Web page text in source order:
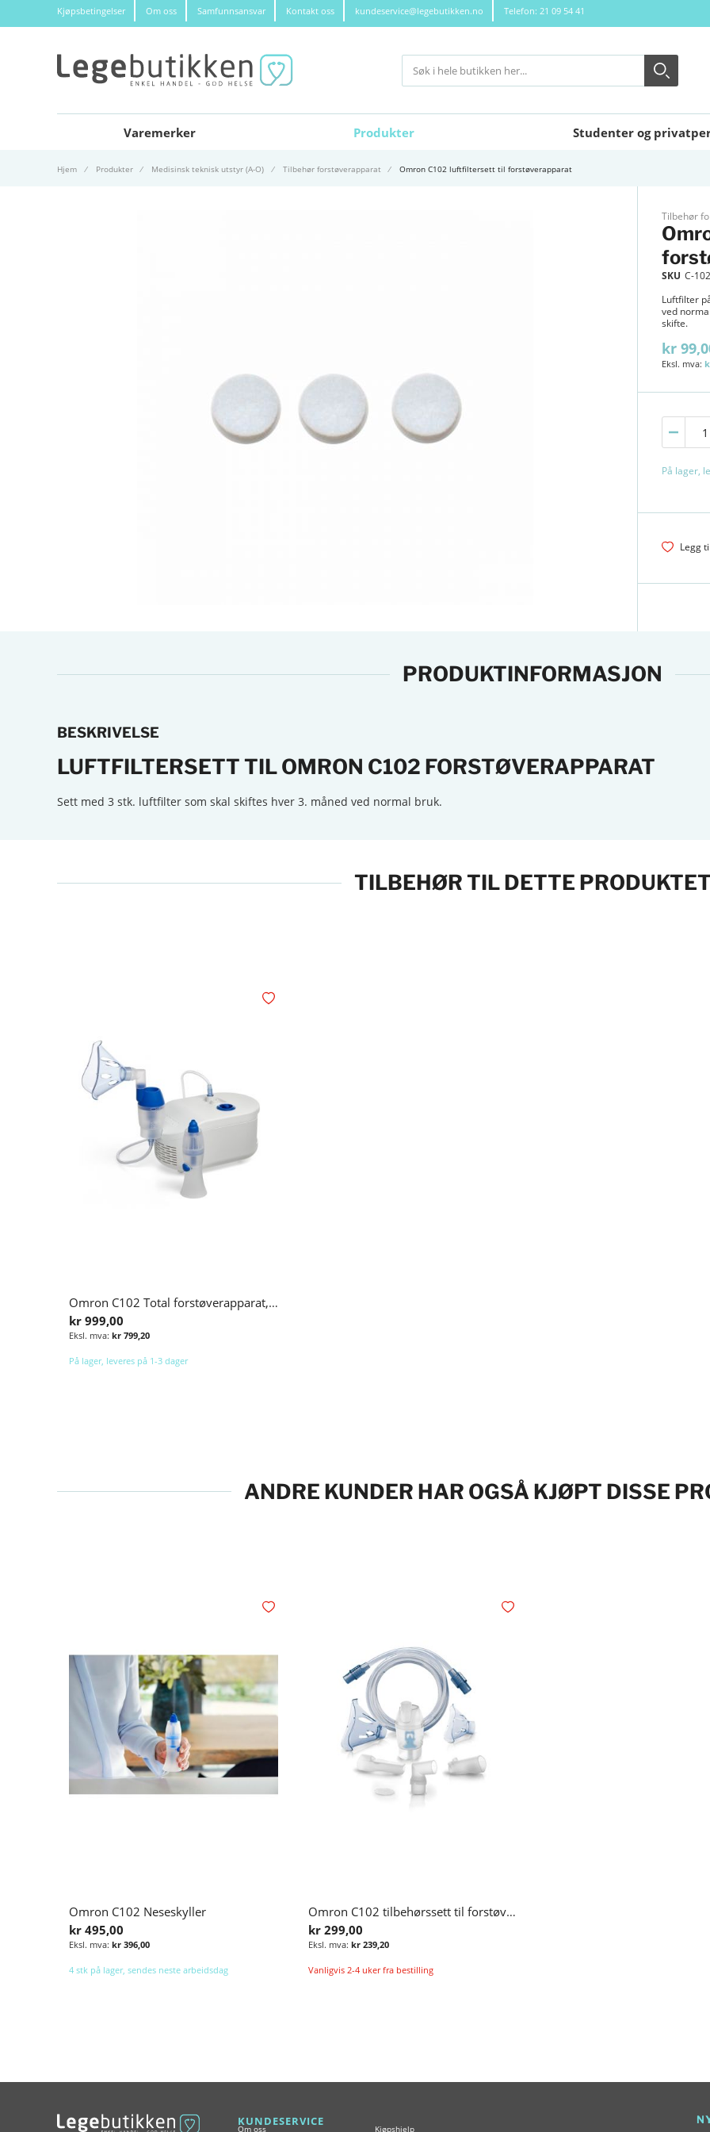
Kjøpsbetingelser Om oss Samfunnsansvar Kontakt oss kundeservice@legebutikken.no Telefon: 21 09 54 41
Søk
Close search
Søk
Varemerker Produkter Studenter og
Hjem Produkter Medisinsk teknisk utstyr (A-O) Tilbehør forstøverapparat Omron C102 luftfiltersett til forstøverapparat
Tilbehør
SKU C-
Luftfilter
ved
skifte.
kr
På lager,
Legg
PRODUKTINFORMASJON
BESKRIVELSE
LUFTFILTERSETT TIL OMRON C102 FORSTØVERAPPARAT
Sett med 3 stk. luftfilter som skal skiftes hver 3. måned ved normal bruk.
TILBEHØR TIL DETTE
Omron C102 Total forstøverapparat, voksen/barn
kr 999,00
kr 799,20
På lager, leveres på 1-3 dager
Legg i ønskelisten
ANDRE KUNDER HAR OGSÅ KJØPT DISSE
Omron C102 Neseskyller
kr 495,00
kr 396,00
4 stk på lager, sendes neste arbeidsdag Legg i handlekurv
Legg i ønskelisten
Omron C102 tilbehørssett til forstøverapparat
kr 299,00
kr 239,20
Vanligvis 2-4 uker fra bestilling
Legg i ønskelisten
KUNDESERVICE
Om oss Kjøpshjelp